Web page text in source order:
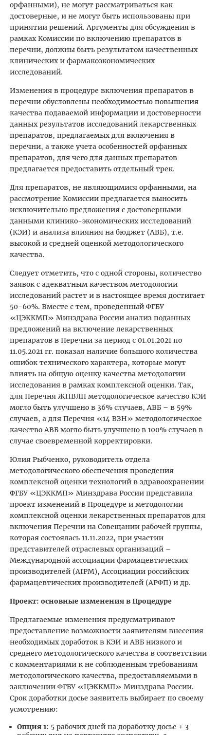
орфанными), не могут рассматриваться как
достоверные, и не могут быть использованы при
принятии решений. Аргументы для обсуждения в
рамках Комиссии по включению препаратов в
перечни, должны быть результатом качественных
клинических и фармакоэкономических
исследований.
Изменения в процедуре включения препаратов в
перечни обусловлены необходимостью повышения
качества подаваемой информации и достоверности
данных результатов исследований лекарственных
препаратов, предлагаемых для включения в
перечни, а также учета особенностей орфанных
препаратов, для чего для данных препаратов
предлагается предоставить отдельный трек.
Для препаратов, не являющимися орфанными, на
рассмотрение Комиссии предлагается выносить
исключительно предложения с достоверными
данными клинико-экономических исследований
(КЭИ) и анализа влияния на бюджет (АВБ), т.е.
высокой и средней оценкой методологического
качества.
Следует отметить, что с одной стороны, количество
заявок с адекватным качеством методологии
исследований растет и в настоящее время достигает
50-60%. Вместе с тем, проведенный ФГБУ
«ЦЭККМП» Минздрава России анализ поданных
предложений на включение лекарственных
препаратов в Перечни за период с 01.01.2021 по
11.05.2021 гг. показал наличие большого количества
ошибок технического характера, которые могут
влиять на общую оценку качества методологии
исследования в рамках комплексной оценки. Так,
для Перечня ЖНВЛП методологическое качество КЭИ
могло быть улучшено в 36% случаев, АВБ – в 59%
случаев, а для Перечня «14 ВЗН» методологическое
качество АВБ могло быть улучшено в 100% случаев в
случае своевременной корректировки.
Юлия Рыбченко, руководитель отдела
методологического обеспечения проведения
комплексной оценки технологий в здравоохранении
ФГБУ «ЦЭККМП» Минздрава России представила
проект изменений в Процедуре и методологии
комплексной оценки лекарственных препаратов для
включения Перечни на Совещании рабочей группы,
которая состоялась 11.11.2022, при участии
представителей отраслевых организаций –
Международной ассоциации фармацевтических
производителей (AIPM), Ассоциации российских
фармацевтических производителей (АРФП) и др.
Проект: основные изменения в Процедуре
Предлагаемые изменения предусматривают
предоставление возможности заявителям внесения
необходимых доработок в КЭИ и АВБ низкого и
среднего методологического качества в соответствии
с комментариями к не соблюденным требованиям
методологического качества, предоставляемыми в
заключении ФГБУ «ЦЭККМП» Минздрава России.
Срок доработки досье заявитель выбирает по своему
усмотрению:
Опция 1: 5 рабочих дней на доработку досье + 3